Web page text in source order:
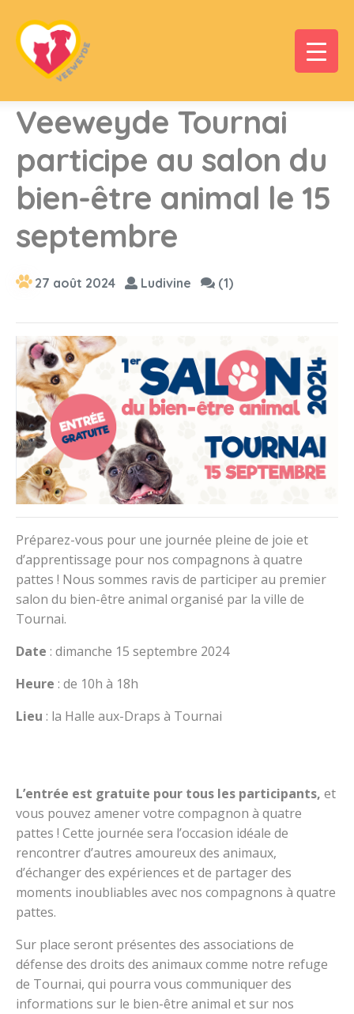
Veeweyde Tournai
participe au salon du
bien-être animal le 15
septembre
27 août 2024 Ludivine (1)
Préparez-vous pour une journée pleine de joie et
d’apprentissage pour nos compagnons à quatre
pattes ! Nous sommes ravis de participer au premier
salon du bien-être animal organisé par la ville de
Tournai.
Date : dimanche 15 septembre 2024
Heure : de 10h à 18h
Lieu : la Halle aux-Draps à Tournai
L’entrée est gratuite pour tous les participants, et
vous pouvez amener votre compagnon à quatre
pattes ! Cette journée sera l’occasion idéale de
rencontrer d’autres amoureux des animaux,
d’échanger des expériences et de partager des
moments inoubliables avec nos compagnons à quatre
pattes.
Sur place seront présentes des associations de
défense des droits des animaux comme notre refuge
de Tournai, qui pourra vous communiquer des
informations sur le bien-être animal et sur nos